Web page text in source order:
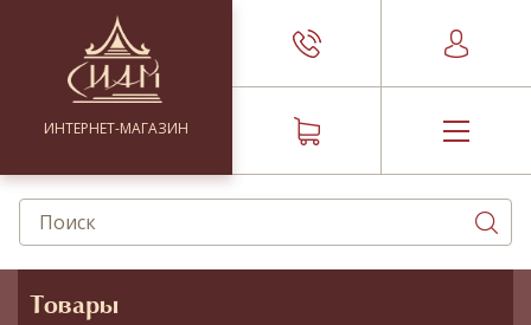
ИНТЕРНЕТ-МАГАЗИН
Товары